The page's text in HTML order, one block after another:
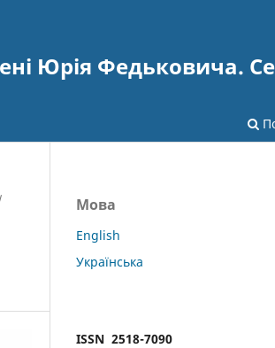
Юрія Федьковича.
Мова
English
Українська
ISSN 2518-7090